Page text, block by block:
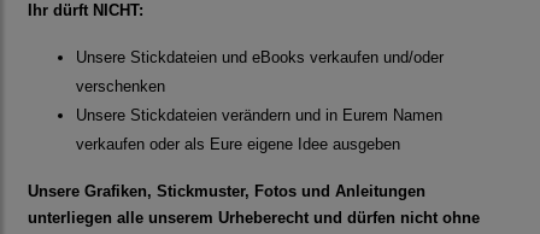
Ihr dürft NICHT:
Unsere Stickdateien und eBooks verkaufen und/oder
verschenken
Unsere Stickdateien verändern und in Eurem Namen
verkaufen oder als Eure eigene Idee ausgeben
Unsere Grafiken, Stickmuster, Fotos und Anleitungen
unterliegen alle unserem Urheberecht und dürfen nicht ohne